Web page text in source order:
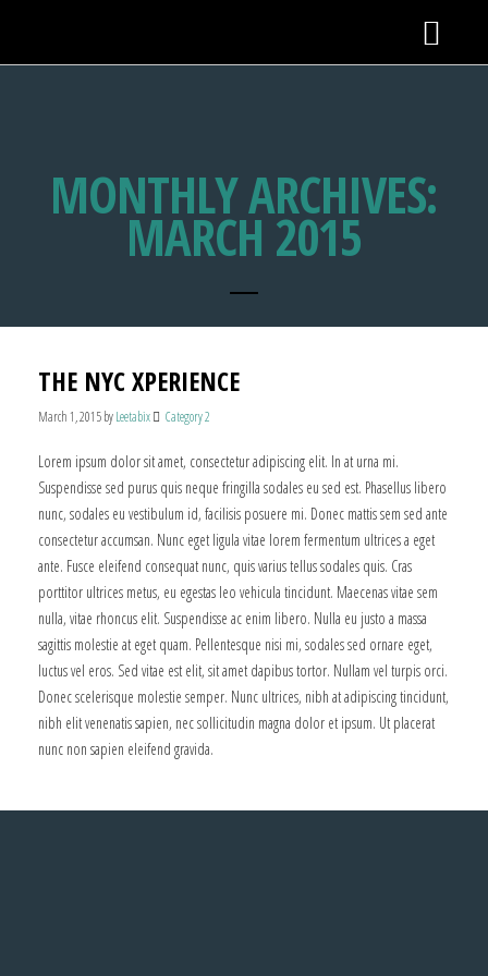
MONTHLY ARCHIVES:
MARCH 2015
THE NYC XPERIENCE
March 1, 2015byLeetabix Category 2
Lorem ipsum dolor sit amet, consectetur adipiscing elit. In at urna mi.
Suspendisse sed purus quis neque fringilla sodales eu sed est. Phasellus libero
nunc, sodales eu vestibulum id, facilisis posuere mi. Donec mattis sem sed ante
consectetur accumsan. Nunc eget ligula vitae lorem fermentum ultrices a eget
ante. Fusce eleifend consequat nunc, quis varius tellus sodales quis. Cras
porttitor ultrices metus, eu egestas leo vehicula tincidunt. Maecenas vitae sem
nulla, vitae rhoncus elit. Suspendisse ac enim libero. Nulla eu justo a massa
sagittis molestie at eget quam. Pellentesque nisi mi, sodales sed ornare eget,
luctus vel eros. Sed vitae est elit, sit amet dapibus tortor. Nullam vel turpis orci.
Donec scelerisque molestie semper. Nunc ultrices, nibh at adipiscing tincidunt,
nibh elit venenatis sapien, nec sollicitudin magna dolor et ipsum. Ut placerat
nunc non sapien eleifend gravida.